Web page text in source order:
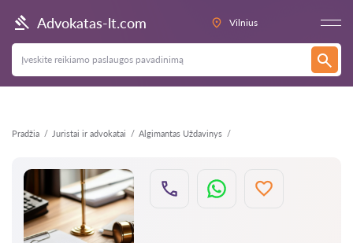
Advokatas-lt.com Vilnius
Pradžia Juristai ir advokatai Algimantas Uždavinys
Atgal